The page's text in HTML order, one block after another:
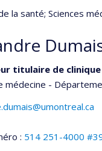
la santé; Sciences
titulaire de clinique
médecine -
: 514 251-4000